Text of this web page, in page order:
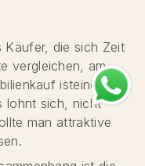
Käufer, die sich Zeit
vergleichen, am
isteine
lohnt sich, nicht
man attraktive